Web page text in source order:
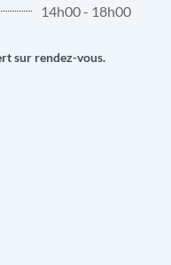
14h00 - 18h00
sur rendez-vous.